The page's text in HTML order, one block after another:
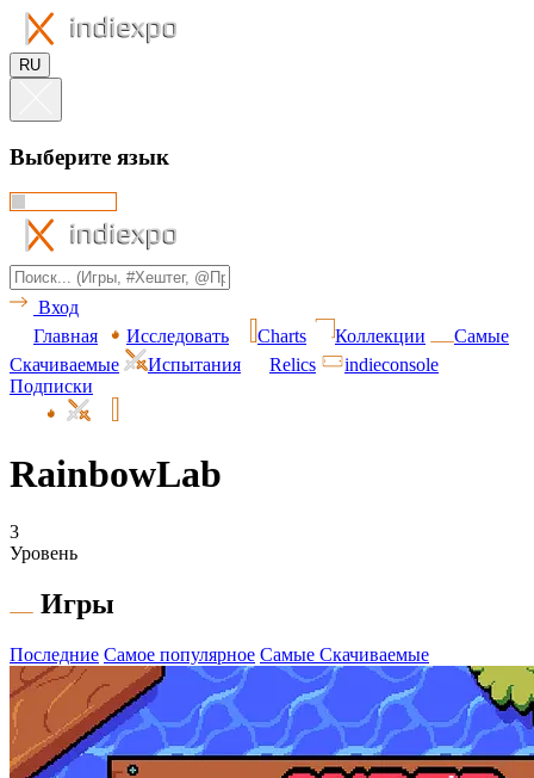
RU
Выберите язык
Вход
Главная
Исследовать Charts Коллекции
Самые
Скачиваемые
Испытания Relics
indieconsole
Подписки
RainbowLab
3
Уровень
Игры
Последние Самое популярное Самые Скачиваемые